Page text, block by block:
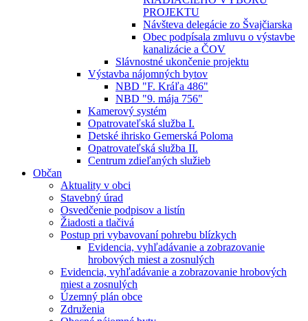
PROJEKTU
Návšteva delegácie zo Švajčiarska
Obec podpísala zmluvu o výstavbe
kanalizácie a ČOV
Slávnostné ukončenie projektu
Výstavba nájomných bytov
NBD "F. Kráľa 486"
NBD "9. mája 756"
Kamerový systém
Opatrovateľská služba I.
Detské ihrisko Gemerská Poloma
Opatrovateľská služba II.
Centrum zdieľaných služieb
Občan
Aktuality v obci
Stavebný úrad
Osvedčenie podpisov a listín
Žiadosti a tlačivá
Postup pri vybavovaní pohrebu blízkych
Evidencia, vyhľadávanie a zobrazovanie
hrobových miest a zosnulých
Evidencia, vyhľadávanie a zobrazovanie hrobových
miest a zosnulých
Územný plán obce
Združenia